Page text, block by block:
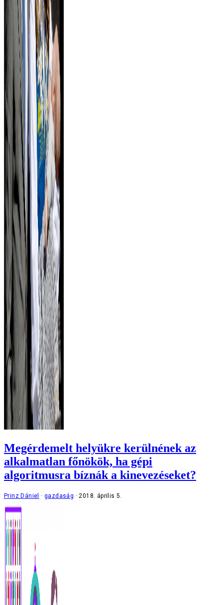
Megérdemelt helyükre kerülnének az
alkalmatlan főnökök, ha gépi
algoritmusra bíznák a kinevezéseket?
Prinz Dániel gazdaság 2018. április 5.